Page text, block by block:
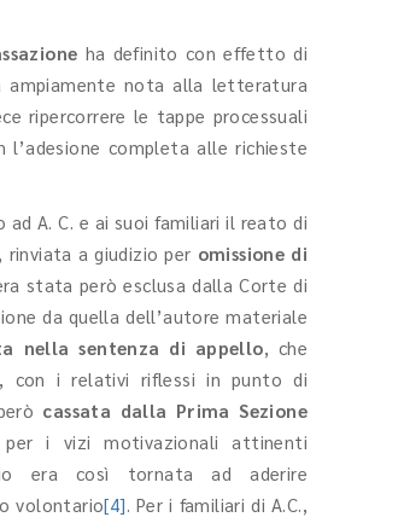
ha definito con effetto di
ampiamente nota alla letteratura
ripercorrere le tappe processuali
completa alle richieste
A. C. e ai suoi familiari il reato di
rinviata a giudizio per omissione di
stata però esclusa dalla Corte di
da quella dell’autore materiale
nella sentenza di appello, che
, con i relativi riflessi in punto di
cassata dalla Prima Sezione
per i vizi motivazionali attinenti
era così tornata ad aderire
volontario[4]. Per i familiari di A.C.,